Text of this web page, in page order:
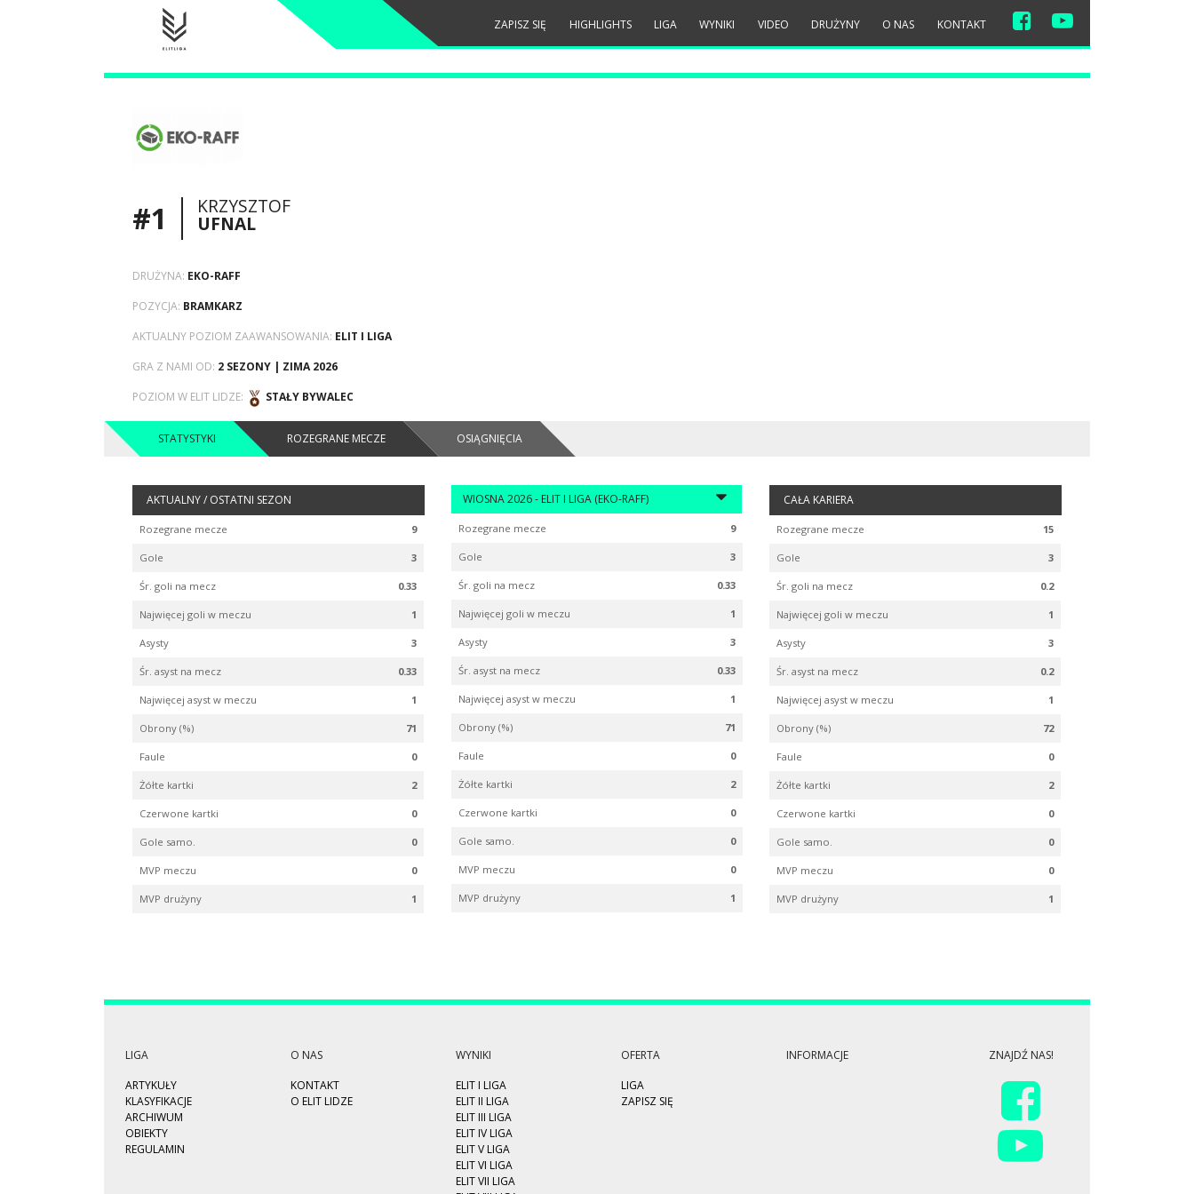
ZAPISZ SIĘ HIGHLIGHTS LIGA WYNIKI VIDEO DRUŻYNY O NAS KONTAKT
#1 KRZYSZTOF
UFNAL
DRUŻYNA: EKO-RAFF
POZYCJA: BRAMKARZ
AKTUALNY POZIOM ZAAWANSOWANIA: ELIT I LIGA
GRA Z NAMI OD: 2 SEZONY | ZIMA 2026
POZIOM W ELIT LIDZE:
STAŁY BYWALEC
STATYSTYKI ROZEGRANE MECZE OSIĄGNIĘCIA
AKTUALNY / OSTATNI SEZON
Rozegrane mecze 9
Gole 3
Śr. goli na mecz 0.33
Najwięcej goli w meczu 1
Asysty 3
Śr. asyst na mecz 0.33
Najwięcej asyst w meczu 1
Obrony (%) 71
Faule 0
Żółte kartki 2
Czerwone kartki 0
Gole samo. 0
MVP meczu 0
MVP drużyny 1
WIOSNA 2026 - ELIT I LIGA (EKO-RAFF)
Rozegrane mecze 9
Gole 3
Śr. goli na mecz 0.33
Najwięcej goli w meczu 1
Asysty 3
Śr. asyst na mecz 0.33
Najwięcej asyst w meczu 1
Obrony (%) 71
Faule 0
Żółte kartki 2
Czerwone kartki 0
Gole samo. 0
MVP meczu 0
MVP drużyny 1
CAŁA KARIERA
Rozegrane mecze 15
Gole 3
Śr. goli na mecz 0.2
Najwięcej goli w meczu 1
Asysty 3
Śr. asyst na mecz 0.2
Najwięcej asyst w meczu 1
Obrony (%) 72
Faule 0
Żółte kartki 2
Czerwone kartki 0
Gole samo. 0
MVP meczu 0
MVP drużyny 1
LIGA
ARTYKUŁY
KLASYFIKACJE
ARCHIWUM
OBIEKTY
REGULAMIN
O NAS
KONTAKT
O ELIT LIDZE
WYNIKI
ELIT I LIGA
ELIT II LIGA
ELIT III LIGA
ELIT IV LIGA
ELIT V LIGA
ELIT VI LIGA
ELIT VII LIGA
OFERTA
LIGA
ZAPISZ SIĘ
INFORMACJE ZNAJDŹ NAS!